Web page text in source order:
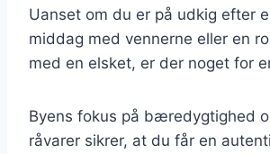
Uanset om du er på udkig efter
middag med vennerne eller en
med en elsket, er der noget for
Byens fokus på bæredygtighed
råvarer sikrer, at du får en